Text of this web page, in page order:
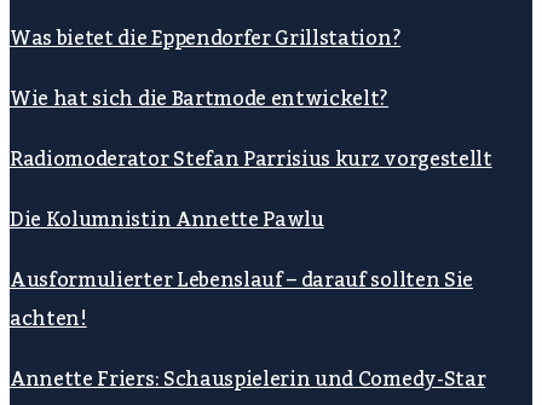
Was bietet die Eppendorfer Grillstation?
Wie hat sich die Bartmode entwickelt?
Radiomoderator Stefan Parrisius kurz vorgestellt
Die Kolumnistin Annette Pawlu
Ausformulierter Lebenslauf – darauf sollten Sie
achten!
Annette Friers: Schauspielerin und Comedy-Star